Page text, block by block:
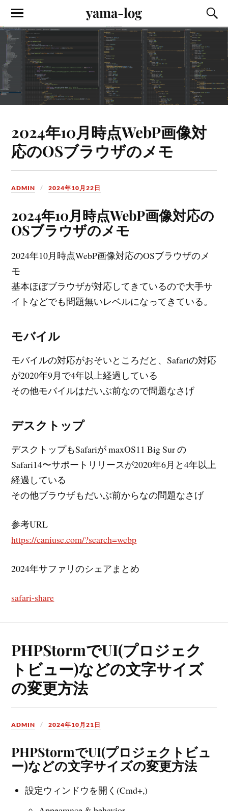
yama-log
2024年10月時点WebP画像対
応のOSブラウザのメモ
ADMIN 2024年10月22日
2024年10月時点WebP画像対応の
OSブラウザのメモ
2024年10月時点WebP画像対応のOSブラウザのメ
モ
基本ほぼブラウザが対応してきているので大手サ
イトなどでも問題無いレベルになってきている。
モバイル
モバイルの対応がおそいところだと、Safariの対応
が2020年9月で4年以上経過している
その他モバイルはだいぶ前なので問題なさげ
デスクトップ
デスクトップもSafariが maxOS11 Big Sur の
Safari14〜サポートリリースが2020年6月と4年以上
経過している
その他ブラウザもだいぶ前からなの問題なさげ
参考URL
https://caniuse.com/?search=webp
2024年サファリのシェアまとめ
safari-share
PHPStormでUI(プロジェク
トビュー)などの文字サイズ
の変更方法
ADMIN 2024年10月21日
PHPStormでUI(プロジェクトビュ
ー)などの文字サイズの変更方法
設定ウィンドウを開く(Cmd+,)